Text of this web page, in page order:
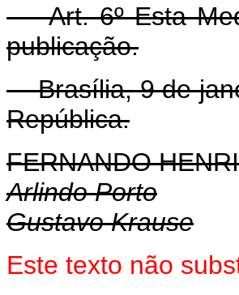
Art. 6º Esta
publicação.
Brasília, 9 de
República.
FERNANDO
Arlindo Porto
Gustavo Krause
Este texto não